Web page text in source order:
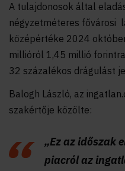
A tulajdonosok által
négyzetméteres fővárosi
középértéke 2024
millióról 1,45 millió
32 százalékos drágulást
Balogh László, az
szakértője közölte:
„Ez az időszak
piacról az